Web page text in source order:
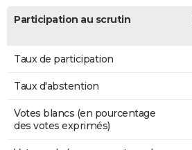
Participation au scrutin
Taux de participation
Taux d'abstention
Votes blancs (en pourcentage
des votes exprimés)